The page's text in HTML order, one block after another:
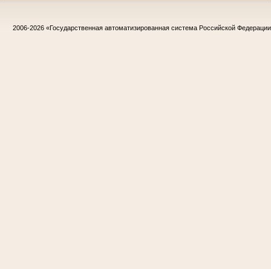
2006-2026 «Государственная автоматизированная система Российской